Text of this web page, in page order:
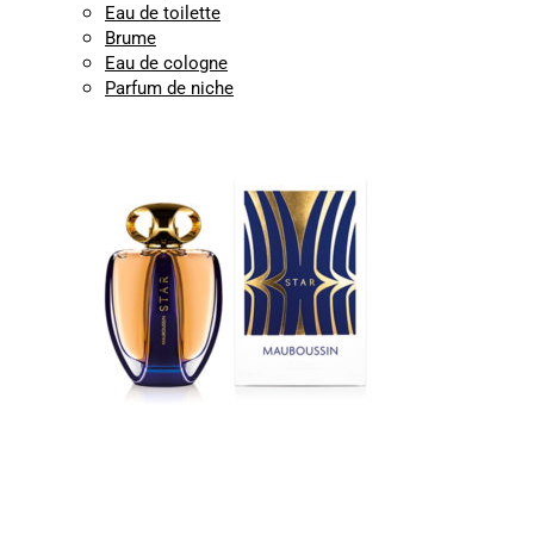
Eau de toilette
Brume
Eau de cologne
Parfum de niche